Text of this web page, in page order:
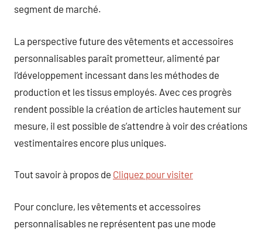
segment de marché.
La perspective future des vêtements et accessoires
personnalisables paraît prometteur, alimenté par
l’développement incessant dans les méthodes de
production et les tissus employés. Avec ces progrès
rendent possible la création de articles hautement sur
mesure, il est possible de s’attendre à voir des créations
vestimentaires encore plus uniques.
Tout savoir à propos de Cliquez pour visiter
Pour conclure, les vêtements et accessoires
personnalisables ne représentent pas une mode